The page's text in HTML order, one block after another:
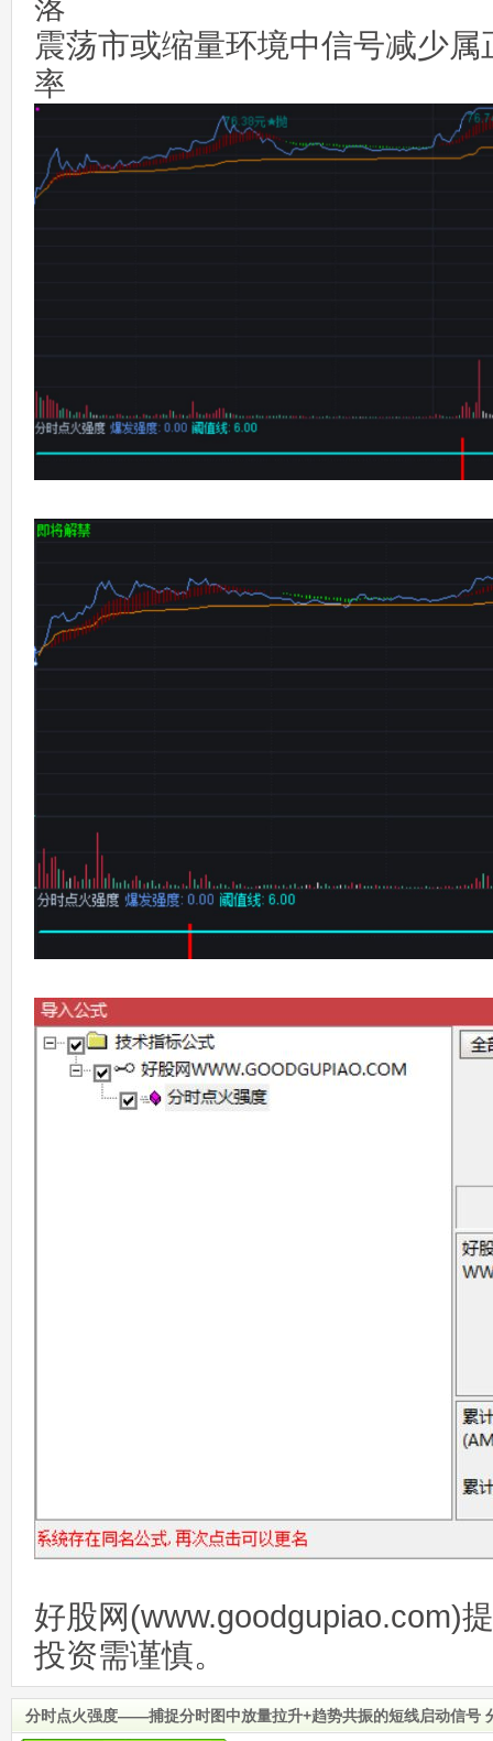
震荡市或缩量环境中信号减少
率
好股网(www.goodgupiao.com)
投资需谨慎。
分时点火强度——捕捉分时图中放量拉升+趋势共振的短线启动信号